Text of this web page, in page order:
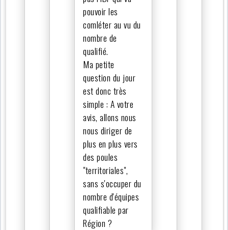
pouvoir les
comléter au vu du
nombre de
qualifié.
Ma petite
question du jour
est donc très
simple : A votre
avis, allons nous
nous diriger de
plus en plus vers
des poules
"territoriales",
sans s'occuper du
nombre d'équipes
qualifiable par
Région ?